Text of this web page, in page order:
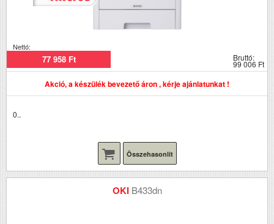
Nettó:
77 958 Ft Bruttó:
99 006 Ft
Akció, a készülék bevezető áron , kérje ajánlatunkat !
0..
Összehasonlít
OKI B433dn